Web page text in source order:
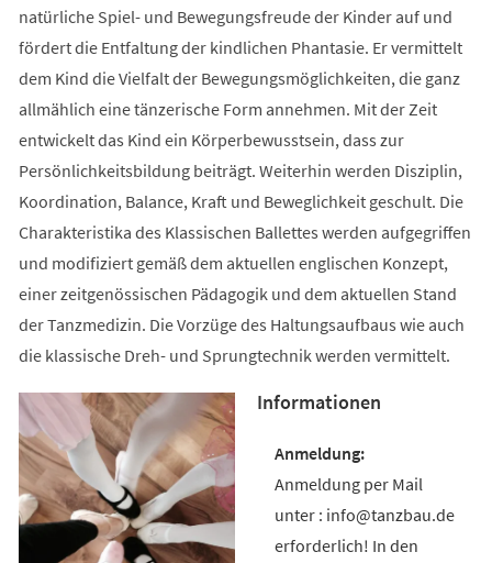
natürliche Spiel- und Bewegungsfreude der Kinder auf und
fördert die Entfaltung der kindlichen Phantasie. Er vermittelt
dem Kind die Vielfalt der Bewegungsmöglichkeiten, die ganz
allmählich eine tänzerische Form annehmen. Mit der Zeit
entwickelt das Kind ein Körperbewusstsein, dass zur
Persönlichkeitsbildung beiträgt. Weiterhin werden Disziplin,
Koordination, Balance, Kraft und Beweglichkeit geschult. Die
Charakteristika des Klassischen Ballettes werden aufgegriffen
und modifiziert gemäß dem aktuellen englischen Konzept,
einer zeitgenössischen Pädagogik und dem aktuellen Stand
der Tanzmedizin. Die Vorzüge des Haltungsaufbaus wie auch
die klassische Dreh- und Sprungtechnik werden vermittelt.
Informationen
Anmeldung per Mail
unter : info@tanzbau.de
erforderlich! In den